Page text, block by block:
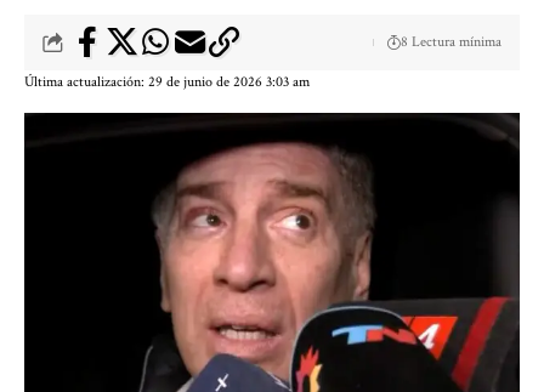
Última actualización: 29 de junio de 2026 3:03 am
8 Lectura mínima